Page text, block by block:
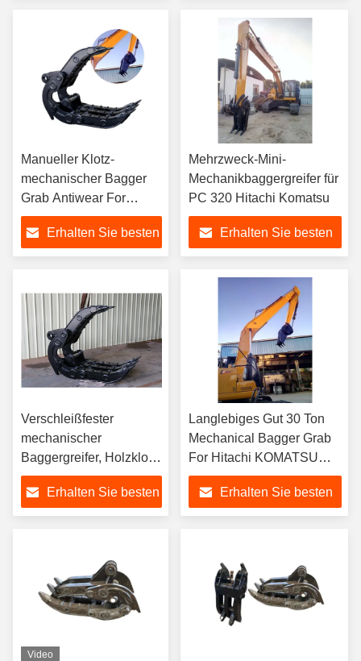
Manueller Klotz-
mechanischer Bagger
Grab Antiwear For
Hitachi KOMATSU Sany
Erhalten Sie besten
Mehrzweck-Mini-
Mechanikbaggergreifer für
PC 320 Hitachi Komatsu
Erhalten Sie besten
Verschleißfester
mechanischer
Baggergreifer, Holzklotz
halten sich für
Forstmaschinen fest
Erhalten Sie besten
Langlebiges Gut 30 Ton
Mechanical Bagger Grab
For Hitachi KOMATSU
Sany
Erhalten Sie besten
Video